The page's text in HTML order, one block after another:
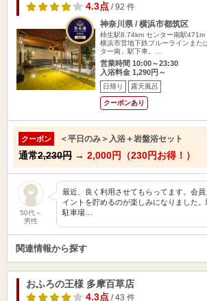
4.3点/ 92 件
神奈川県 / 横浜市都筑区
柿生駅8.74km センター南駅471m
横浜市営地下鉄ブルーラインまた
ター南」駅下車。…
営業時間 10:00～23:30
入浴料金 1,290円～
日帰り 露天風呂
クーポンあり
クーポン ＜平日のみ＞入浴＋岩盤浴セット
通常2,230円 → 2,000円（230円お得！）
50代～
男性
最近、良く利用させてもらってます。会
イントを貯めるのが楽しみになりました。
駐車場…
関連情報から探す
おふろの王様 多摩百草店
4.3点/ 43 件